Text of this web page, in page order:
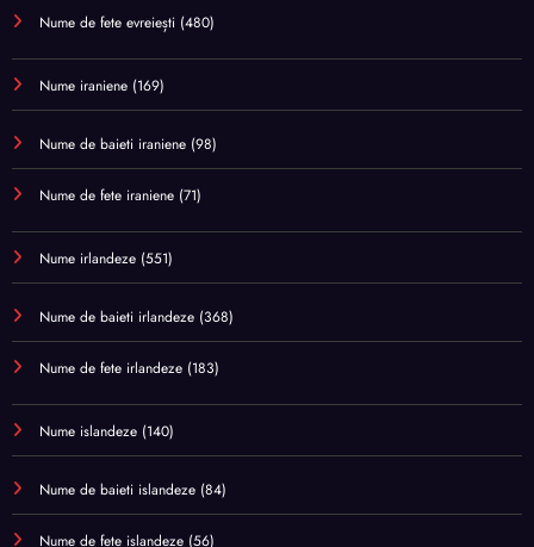
Nume de fete evreiești (480)
Nume iraniene (169)
Nume de baieti iraniene (98)
Nume de fete iraniene (71)
Nume irlandeze (551)
Nume de baieti irlandeze (368)
Nume de fete irlandeze (183)
Nume islandeze (140)
Nume de baieti islandeze (84)
Nume de fete islandeze (56)